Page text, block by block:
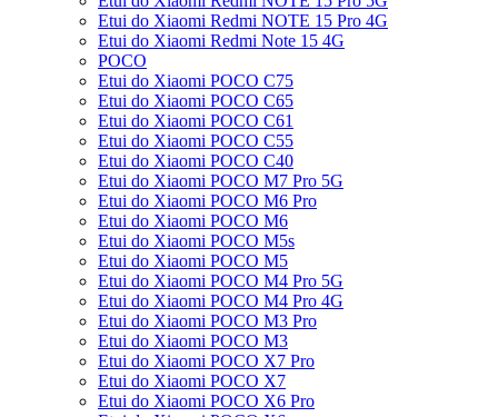
Etui do Xiaomi Redmi NOTE 15 Pro 4G
Etui do Xiaomi Redmi Note 15 4G
POCO
Etui do Xiaomi POCO C75
Etui do Xiaomi POCO C65
Etui do Xiaomi POCO C61
Etui do Xiaomi POCO C55
Etui do Xiaomi POCO C40
Etui do Xiaomi POCO M7 Pro 5G
Etui do Xiaomi POCO M6 Pro
Etui do Xiaomi POCO M6
Etui do Xiaomi POCO M5s
Etui do Xiaomi POCO M5
Etui do Xiaomi POCO M4 Pro 5G
Etui do Xiaomi POCO M4 Pro 4G
Etui do Xiaomi POCO M3 Pro
Etui do Xiaomi POCO M3
Etui do Xiaomi POCO X7 Pro
Etui do Xiaomi POCO X7
Etui do Xiaomi POCO X6 Pro